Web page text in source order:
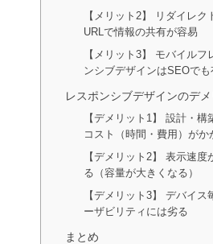
【メリット2】 リダイレ
URLで情報の共有が容易
【メリット3】 モバイル
ンシブデザインはSEOでも
レスポンシブデザインのデメ
【デメリット1】 設計・
コスト（時間・費用）がか
【デメリット2】 表示速
る（容量が大きくなる）
【デメリット3】 デバイ
ーザビリティには劣る
まとめ